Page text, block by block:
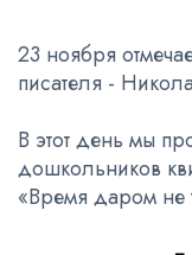
23 ноября
писателя -
В этот день мы
дошкольников
«Время даром не